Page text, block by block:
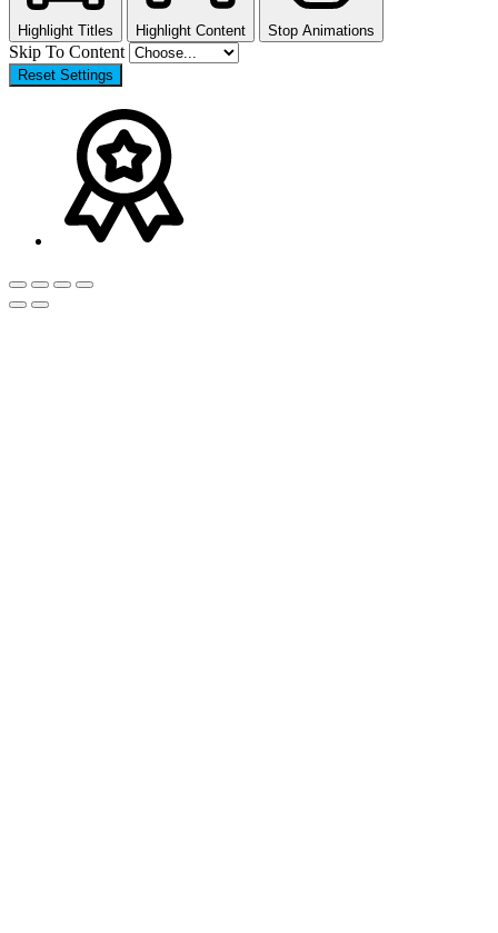
Highlight Titles Highlight Content Stop Animations
Skip To Content
Reset Settings